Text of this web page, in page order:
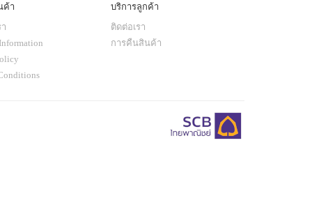
ค้า บริการลูกค้า
ติดต่อเรา
การคืนสินค้า